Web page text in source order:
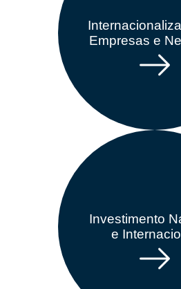
Empresas e
Investimento
e